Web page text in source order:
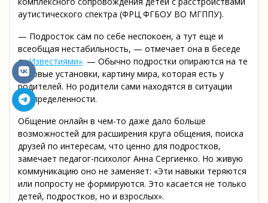
аутистического спектра (ФРЦ ФГБОУ ВО МГППУ).
— Подросток сам по себе неспокоен, а тут еще и
всеобщая нестабильность, — отмечает она в беседе
с«Известиями». — Обычно подростки опираются на те
базовые установки, картину мира, которая есть у
родителей. Но родители сами находятся в ситуации
неопределенности.
Общение онлайн в чем-то даже дало больше
возможностей для расширения круга общения, поиска
друзей по интересам, что ценно для подростков,
замечает педагог-психолог Анна Сергиенко. Но живую
коммуникацию оно не заменяет: «Эти навыки теряются
или попросту не формируются. Это касается не только
детей, подростков, но и взрослых».